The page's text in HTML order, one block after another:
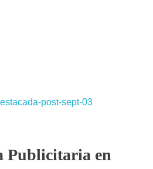
Publicitaria en